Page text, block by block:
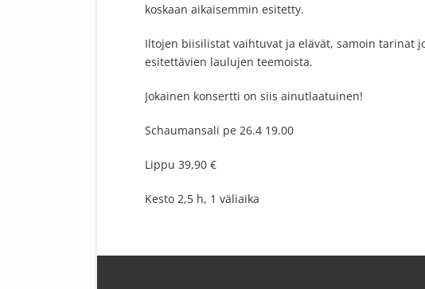
koskaan aikaisemmin esitetty.
Iltojen biisilistat vaihtuvat ja elävät, samoin tarinat
esitettävien laulujen teemoista.
Jokainen konsertti on siis ainutlaatuinen!
Schaumansali pe 26.4 19.00
Lippu 39,90 €
Kesto 2,5 h, 1 väliaika